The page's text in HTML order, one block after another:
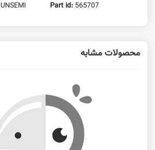
UNSEMI Part id: 565707
محصولات مشابه